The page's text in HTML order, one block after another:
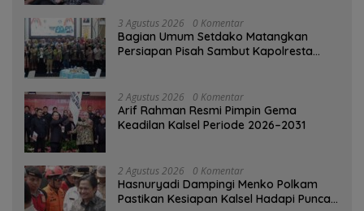
3 Agustus 2026 0 Komentar
Bagian Umum Setdako Matangkan
Persiapan Pisah Sambut Kapolresta
2 Agustus 2026 0 Komentar
Arif Rahman Resmi Pimpin Gema
Keadilan Kalsel Periode 2026–2031
2 Agustus 2026 0 Komentar
Hasnuryadi Dampingi Menko Polkam
Pastikan Kesiapan Kalsel Hadapi Puncak